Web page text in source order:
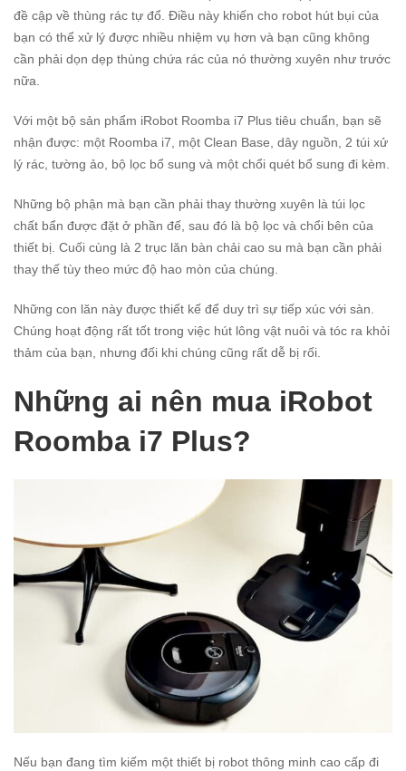
đề cập về thùng rác tự đổ. Điều này khiến cho robot hút bụi của
bạn có thể xử lý được nhiều nhiệm vụ hơn và bạn cũng không
cần phải dọn dẹp thùng chứa rác của nó thường xuyên như trước
nữa.
Với một bộ sản phẩm iRobot Roomba i7 Plus tiêu chuẩn, bạn sẽ
nhận được: một Roomba i7, một Clean Base, dây nguồn, 2 túi xử
lý rác, tường ảo, bộ lọc bổ sung và một chổi quét bổ sung đi kèm.
Những bộ phận mà bạn cần phải thay thường xuyên là túi lọc
chất bẩn được đặt ở phần đế, sau đó là bộ lọc và chổi bên của
thiết bị. Cuối cùng là 2 trục lăn bàn chải cao su mà bạn cần phải
thay thế tùy theo mức độ hao mòn của chúng.
Những con lăn này được thiết kế để duy trì sự tiếp xúc với sàn.
Chúng hoạt động rất tốt trong việc hút lông vật nuôi và tóc ra khỏi
thảm của bạn, nhưng đối khi chúng cũng rất dễ bị rối.
Những ai nên mua iRobot
Roomba i7 Plus?
Nếu bạn đang tìm kiếm một thiết bị robot thông minh cao cấp đi